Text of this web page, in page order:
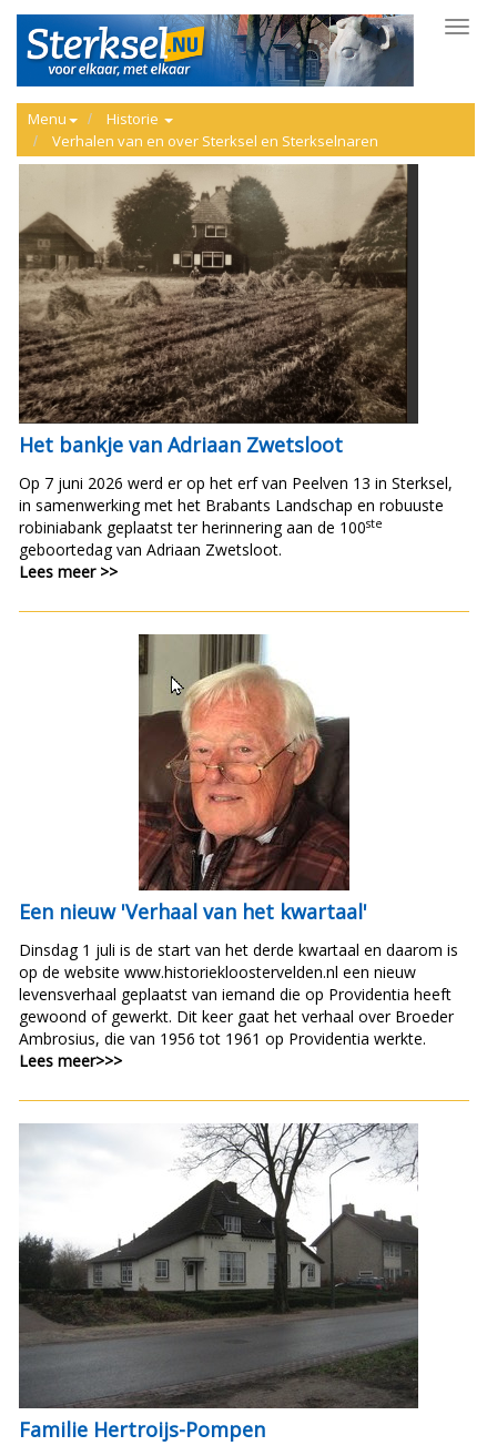
Menu
Historie
Verhalen van en over Sterksel en Sterkselnaren
Het bankje van Adriaan Zwetsloot
Op 7 juni 2026 werd er op het erf van Peelven 13 in Sterksel,
in samenwerking met het Brabants Landschap en robuuste
robiniabank geplaatst ter herinnering aan de 100ste
geboortedag van Adriaan Zwetsloot.
Lees meer >>
Een nieuw 'Verhaal van het kwartaal'
Dinsdag 1 juli is de start van het derde kwartaal en daarom is
op de website www.historiekloostervelden.nl een nieuw
levensverhaal geplaatst van iemand die op Providentia heeft
gewoond of gewerkt. Dit keer gaat het verhaal over Broeder
Ambrosius, die van 1956 tot 1961 op Providentia werkte.
Lees meer>>>
Familie Hertroijs-Pompen